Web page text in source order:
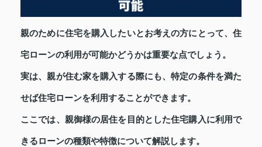
親のために住宅を購入したいとお考えの方にとって、住
宅ローンの利用が可能かどうかは重要な点でしょう。
実は、親が住む家を購入する際にも、特定の条件を満た
せば住宅ローンを利用することができます。
ここでは、親御様の居住を目的とした住宅購入に利用で
きるローンの種類や特徴について解説します。